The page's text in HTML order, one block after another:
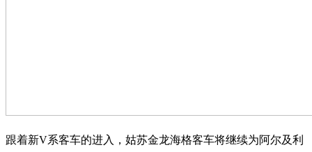
跟着新V系客车的进入，姑苏金龙海格客车将继续为阿尔及利